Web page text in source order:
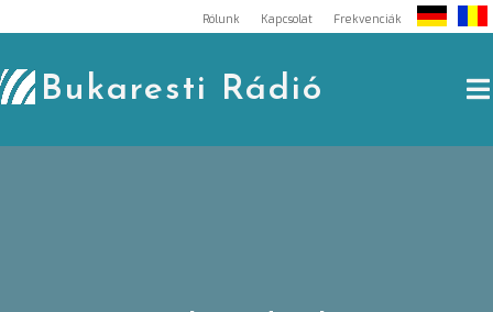
to
content
Rólunk Kapcsolat Frekvenciák
Bukaresti Rádió